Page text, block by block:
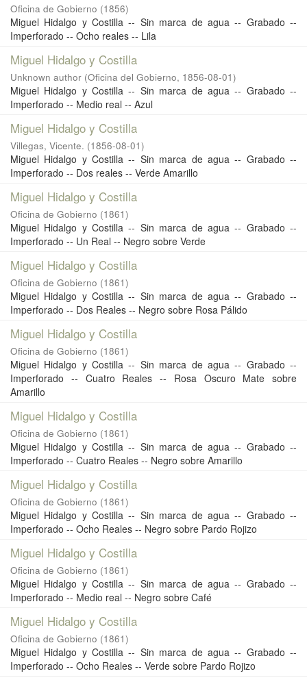
Oficina de Gobierno (1856)
Miguel Hidalgo y Costilla -- Sin marca de agua -- Grabado --
Imperforado -- Ocho reales -- Lila
Miguel Hidalgo y Costilla
Unknown author (Oficina del Gobierno, 1856-08-01)
Miguel Hidalgo y Costilla -- Sin marca de agua -- Grabado --
Imperforado -- Medio real -- Azul
Miguel Hidalgo y Costilla
Villegas, Vicente. (1856-08-01)
Miguel Hidalgo y Costilla -- Sin marca de agua -- Grabado --
Imperforado -- Dos reales -- Verde Amarillo
Miguel Hidalgo y Costilla
Oficina de Gobierno (1861)
Miguel Hidalgo y Costilla -- Sin marca de agua -- Grabado --
Imperforado -- Un Real -- Negro sobre Verde
Miguel Hidalgo y Costilla
Oficina de Gobierno (1861)
Miguel Hidalgo y Costilla -- Sin marca de agua -- Grabado --
Imperforado -- Dos Reales -- Negro sobre Rosa Pálido
Miguel Hidalgo y Costilla
Oficina de Gobierno (1861)
Miguel Hidalgo y Costilla -- Sin marca de agua -- Grabado --
Imperforado -- Cuatro Reales -- Rosa Oscuro Mate sobre
Amarillo
Miguel Hidalgo y Costilla
Oficina de Gobierno (1861)
Miguel Hidalgo y Costilla -- Sin marca de agua -- Grabado --
Imperforado -- Cuatro Reales -- Negro sobre Amarillo
Miguel Hidalgo y Costilla
Oficina de Gobierno (1861)
Miguel Hidalgo y Costilla -- Sin marca de agua -- Grabado --
Imperforado -- Ocho Reales -- Negro sobre Pardo Rojizo
Miguel Hidalgo y Costilla
Oficina de Gobierno (1861)
Miguel Hidalgo y Costilla -- Sin marca de agua -- Grabado --
Imperforado -- Medio real -- Negro sobre Café
Miguel Hidalgo y Costilla
Oficina de Gobierno (1861)
Miguel Hidalgo y Costilla -- Sin marca de agua -- Grabado --
Imperforado -- Ocho Reales -- Verde sobre Pardo Rojizo